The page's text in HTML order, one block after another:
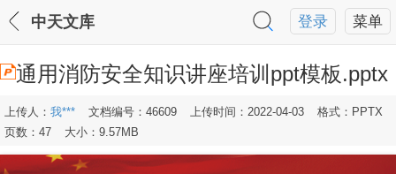
菜单
登录
中天文库
通用消防安全知识讲座培训ppt模板.pptx
上传人： 我*** 文档编号：46609 上传时间：2022-04-03
格式：PPTX
页数：47
大小：9.57MB